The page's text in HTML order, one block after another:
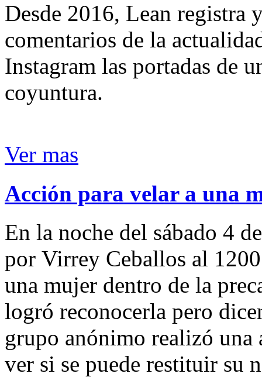
Desde 2016, Lean registra
comentarios de la
Instagram las portadas de
coyuntura.
Ver mas
Acción para velar a una
En la noche del sábado 4
por Virrey Ceballos al
una mujer dentro de la
logró reconocerla pero
grupo anónimo realizó
ver si se puede restituir su